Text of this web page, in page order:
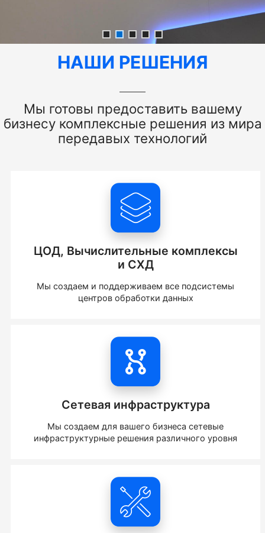
НАШИ РЕШЕНИЯ
Мы готовы предоставить вашему
бизнесу комплексные решения из мира
передавых технологий
ЦОД, Вычислительные комплексы
и СХД
Мы создаем и поддерживаем все подсистемы
центров обработки данных
Сетевая инфраструктура
Мы создаем для вашего бизнеса сетевые
инфраструктурные решения различного уровня